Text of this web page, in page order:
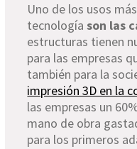
Uno de los usos
tecnologíason las
estructuras tienen
para las empresas
también para la
impresión 3D en la
las empresas un
mano de obra
para los primeros